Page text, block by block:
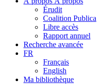
Érudit
Coalition Publica
Libre accès
Rapport annuel
Recherche avancée
FR
Français
English
Ma bibliothèque